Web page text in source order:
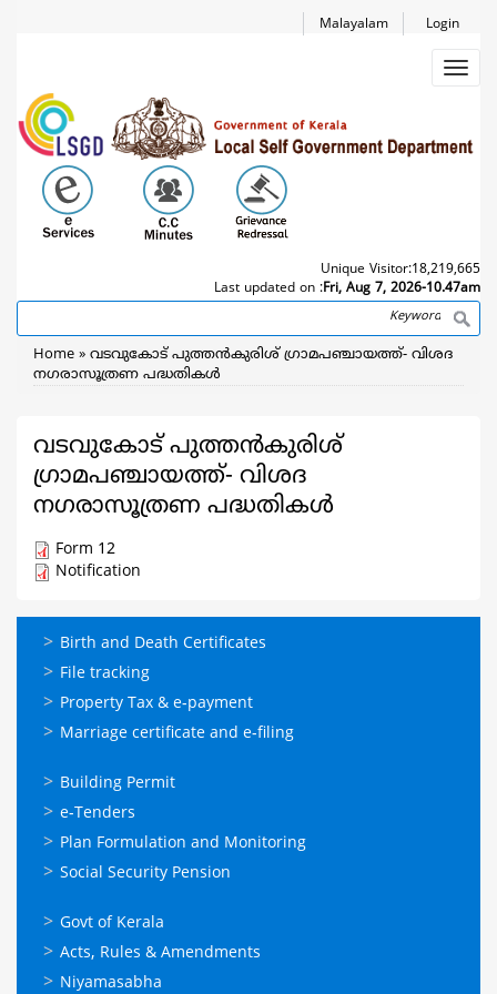
Login
Malayalam
Unique Visitor:18,219,665
Last updated on :Fri, Aug 7, 2026-10.47am
Search
Breadcrumb
Home
വടവുകോട് പുത്തൻകുരിശ് ഗ്രാമപഞ്ചായത്ത്- വിശദ
നഗരാസൂത്രണ പദ്ധതികൾ
വടവുകോട് പുത്തൻകുരിശ്
ഗ്രാമപഞ്ചായത്ത്- വിശദ
നഗരാസൂത്രണ പദ്ധതികൾ
Form 12
Notification
ഓണ്‍ലൈന്‍
സേവനങ്ങള്‍
Birth and Death Certificates
File tracking
Property Tax & e-payment
Marriage certificate and e-filing
ഓണ്‍ലൈന്‍
സേവനങ്ങള്‍
Building Permit
e-Tenders
Plan Formulation and Monitoring
Social Security Pension
ഉപയോഗപ്രദമായ
കണ്ണികള്‍
Govt of Kerala
Acts, Rules & Amendments
Niyamasabha